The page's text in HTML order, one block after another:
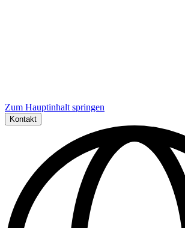
Zum Hauptinhalt springen
Kontakt